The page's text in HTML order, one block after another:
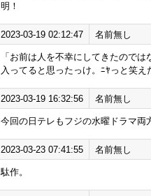
明！
2023-03-19 02:12:47 名前無し
「お前は人を不幸にしてきたので
入ってると思ったっけ。ﾆﾔっと笑え
2023-03-19 16:32:56 名前無し
今回の日テレもフジの水曜ドラマ両
2023-03-23 07:41:55 名前無し
駄作。